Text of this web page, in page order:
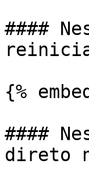
####
{%
####
direto